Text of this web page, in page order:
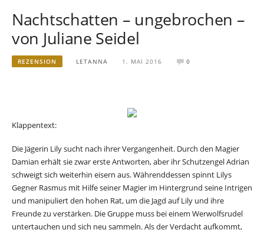
Nachtschatten – ungebrochen –
von Juliane Seidel
REZENSION LETANNA 1. MAI 2016 0
Klappentext:
Die Jägerin Lily sucht nach ihrer Vergangenheit. Durch den Magier
Damian erhält sie zwar erste Antworten, aber ihr Schutzengel Adrian
schweigt sich weiterhin eisern aus. Währenddessen spinnt Lilys
Gegner Rasmus mit Hilfe seiner Magier im Hintergrund seine Intrigen
und manipuliert den hohen Rat, um die Jagd auf Lily und ihre
Freunde zu verstärken. Die Gruppe muss bei einem Werwolfsrudel
untertauchen und sich neu sammeln. Als der Verdacht aufkommt,